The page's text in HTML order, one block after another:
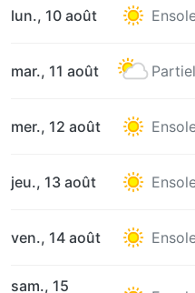
lun., 10 août
mar., 11 août
mer., 12 août
jeu., 13 août
ven., 14 août
sam., 15